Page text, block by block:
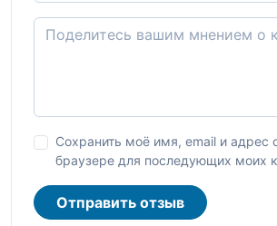
Сохранить моё имя, email и адрес
браузере для последующих моих
Отправить отзыв